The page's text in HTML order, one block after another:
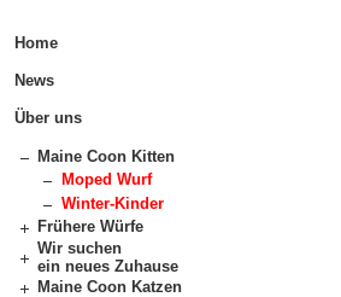
Home
News
Über uns
Maine Coon Kitten
Moped Wurf
Winter-Kinder
Frühere Würfe
Wir suchen
ein neues Zuhause
Maine Coon Katzen